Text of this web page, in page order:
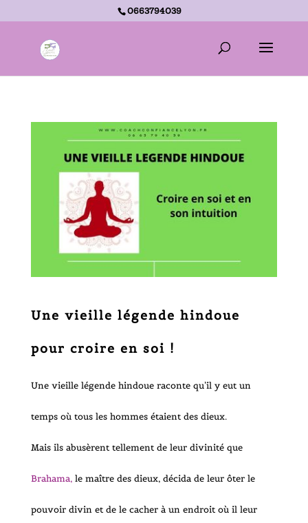
0663794039
Une vieille légende hindoue
pour croire en soi !
Une vieille légende hindoue raconte qu’il y eut un
temps où tous les hommes étaient des dieux.
Mais ils abusèrent tellement de leur divinité que
Brahama,le maître des dieux, décida de leur ôter le
pouvoir divin et de le cacher à un endroit où il leur